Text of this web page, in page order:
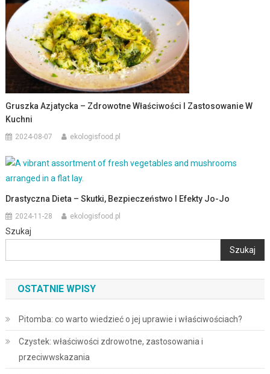
Gruszka Azjatycka – Zdrowotne Właściwości I Zastosowanie W
Kuchni
2024-08-07 ekologisfood.pl
Drastyczna Dieta – Skutki, Bezpieczeństwo I Efekty Jo-Jo
2024-11-28 ekologisfood.pl
Szukaj
Szukaj
OSTATNIE WPISY
Pitomba: co warto wiedzieć o jej uprawie i właściwościach?
Czystek: właściwości zdrowotne, zastosowania i
przeciwwskazania